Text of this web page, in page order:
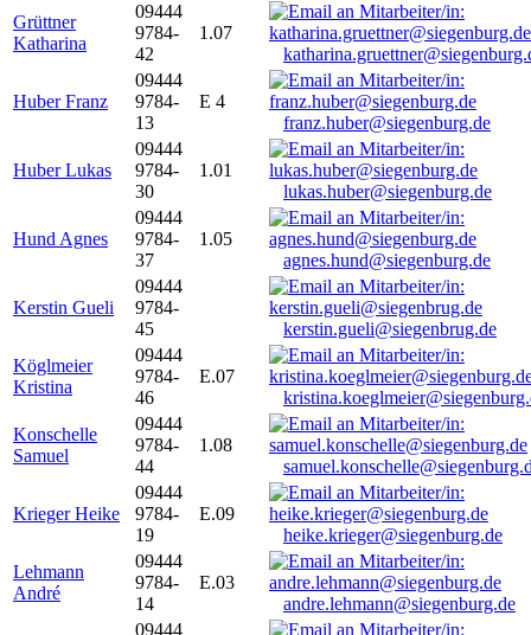
Grüttner
Katharina
09444
9784-
42
1.07
Huber Franz
09444
9784-
13
E 4
franz.huber@siegenburg.de
Huber Lukas
09444
9784-
30
1.01
lukas.huber@siegenburg.de
Hund Agnes
09444
9784-
37
1.05
agnes.hund@siegenburg.de
Kerstin Gueli
09444
9784-
45
kerstin.gueli@siegenbrug.de
Köglmeier
Kristina
09444
9784-
46
E.07
Konschelle
Samuel
09444
9784-
44
1.08
Krieger Heike
09444
9784-
19
E.09
heike.krieger@siegenburg.de
Lehmann
André
09444
9784-
14
E.03
andre.lehmann@siegenburg.de
09444